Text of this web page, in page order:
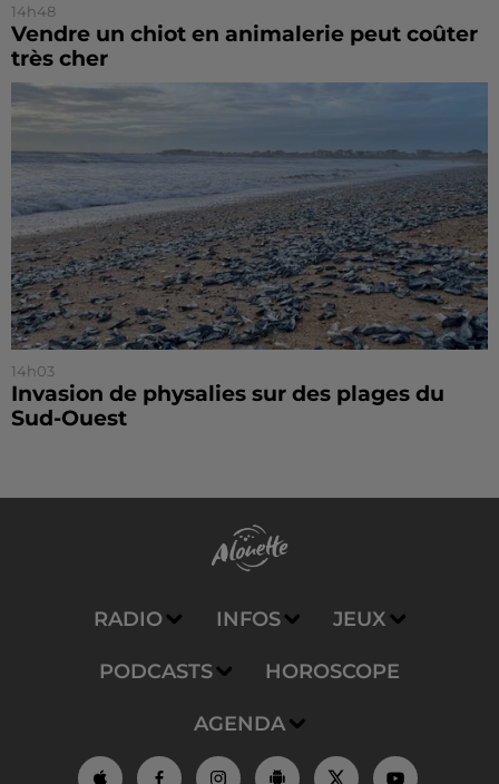
14h48
Vendre un chiot en animalerie peut coûter
très cher
14h03
Invasion de physalies sur des plages du
Sud-Ouest
RADIO INFOS JEUX
PODCASTS HOROSCOPE
AGENDA